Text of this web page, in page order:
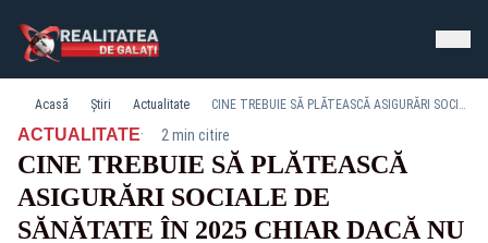
Acasă Știri Actualitate CINE TREBUIE SĂ PLĂTEASCĂ ASIGURĂRI SOCIALE DE SĂNĂTATE ÎN 2025 CHIAR DACĂ NU ARE VENITURI?
ACTUALITATE· 2 min citire
CINE TREBUIE SĂ PLĂTEASCĂ
ASIGURĂRI SOCIALE DE
SĂNĂTATE ÎN 2025 CHIAR DACĂ NU